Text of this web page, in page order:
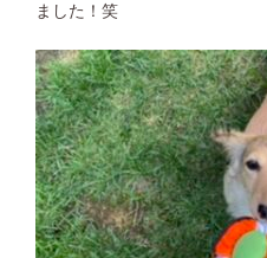
ました！笑